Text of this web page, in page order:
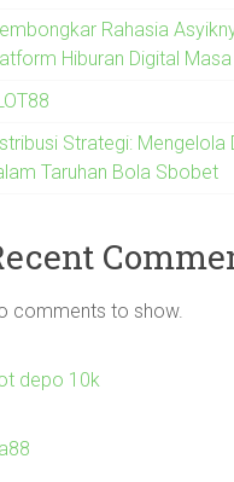
Rahasia
Hiburan Digital Masa
Strategi: Mengelola
Taruhan Bola Sbobet
comments to show.
depo 10k